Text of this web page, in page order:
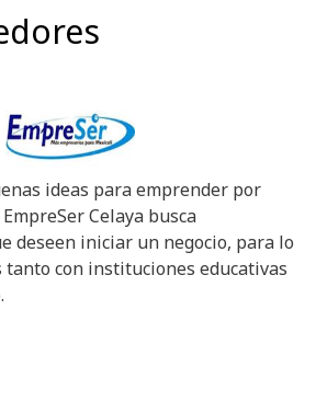
ideas para emprender por
Celaya busca
deseen iniciar un negocio, para lo
con instituciones educativas